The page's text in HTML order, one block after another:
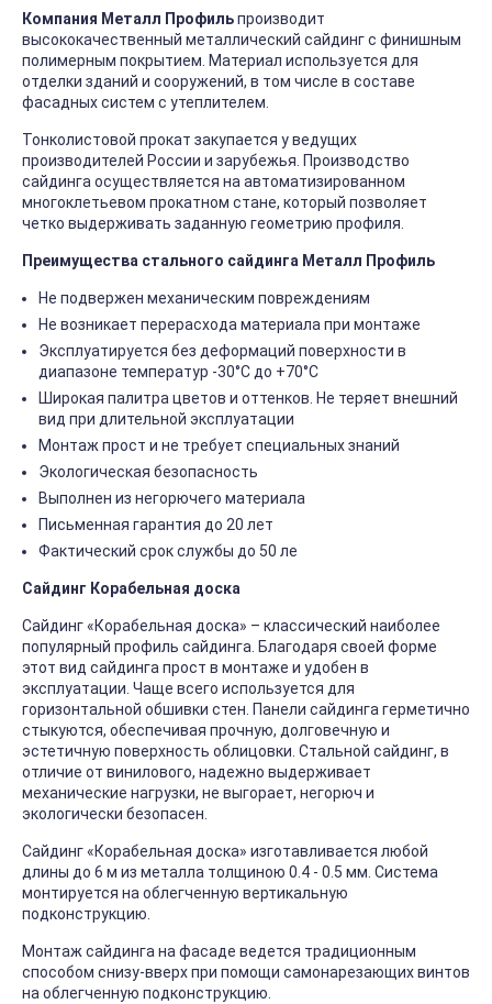
Компания Металл Профильпроизводит
высококачественный металлический сайдинг с финишным
полимерным покрытием. Материал используется для
отделки зданий и сооружений, в том числе в составе
фасадных систем с утеплителем.
Тонколистовой прокат закупается у ведущих
производителей России и зарубежья. Производство
сайдинга осуществляется на автоматизированном
многоклетьевом прокатном стане, который позволяет
четко выдерживать заданную геометрию профиля.
Преимущества стального сайдинга Металл Профиль
Не подвержен механическим повреждениям
Не возникает перерасхода материала при монтаже
Эксплуатируется без деформаций поверхности в
диапазоне температур -30°C до +70°C
Широкая палитра цветов и оттенков. Не теряет внешний
вид при длительной эксплуатации
Монтаж прост и не требует специальных знаний
Экологическая безопасность
Выполнен из негорючего материала
Письменная гарантия до 20 лет
Фактический срок службы до 50 ле
Сайдинг Корабельная доска
Сайдинг «Корабельная доска» – классический наиболее
популярный профиль сайдинга. Благодаря своей форме
этот вид сайдинга прост в монтаже и удобен в
эксплуатации. Чаще всего используется для
горизонтальной обшивки стен. Панели сайдинга герметично
стыкуются, обеспечивая прочную, долговечную и
эстетичную поверхность облицовки. Стальной сайдинг, в
отличие от винилового, надежно выдерживает
механические нагрузки, не выгорает, негорюч и
экологически безопасен.
Сайдинг «Корабельная доска» изготавливается любой
длины до 6 м из металла толщиною 0.4 - 0.5 мм. Система
монтируется на облегченную вертикальную
подконструкцию.
Монтаж сайдинга на фасаде ведется традиционным
способом снизу-вверх при помощи самонарезающих винтов
на облегченную подконструкцию.